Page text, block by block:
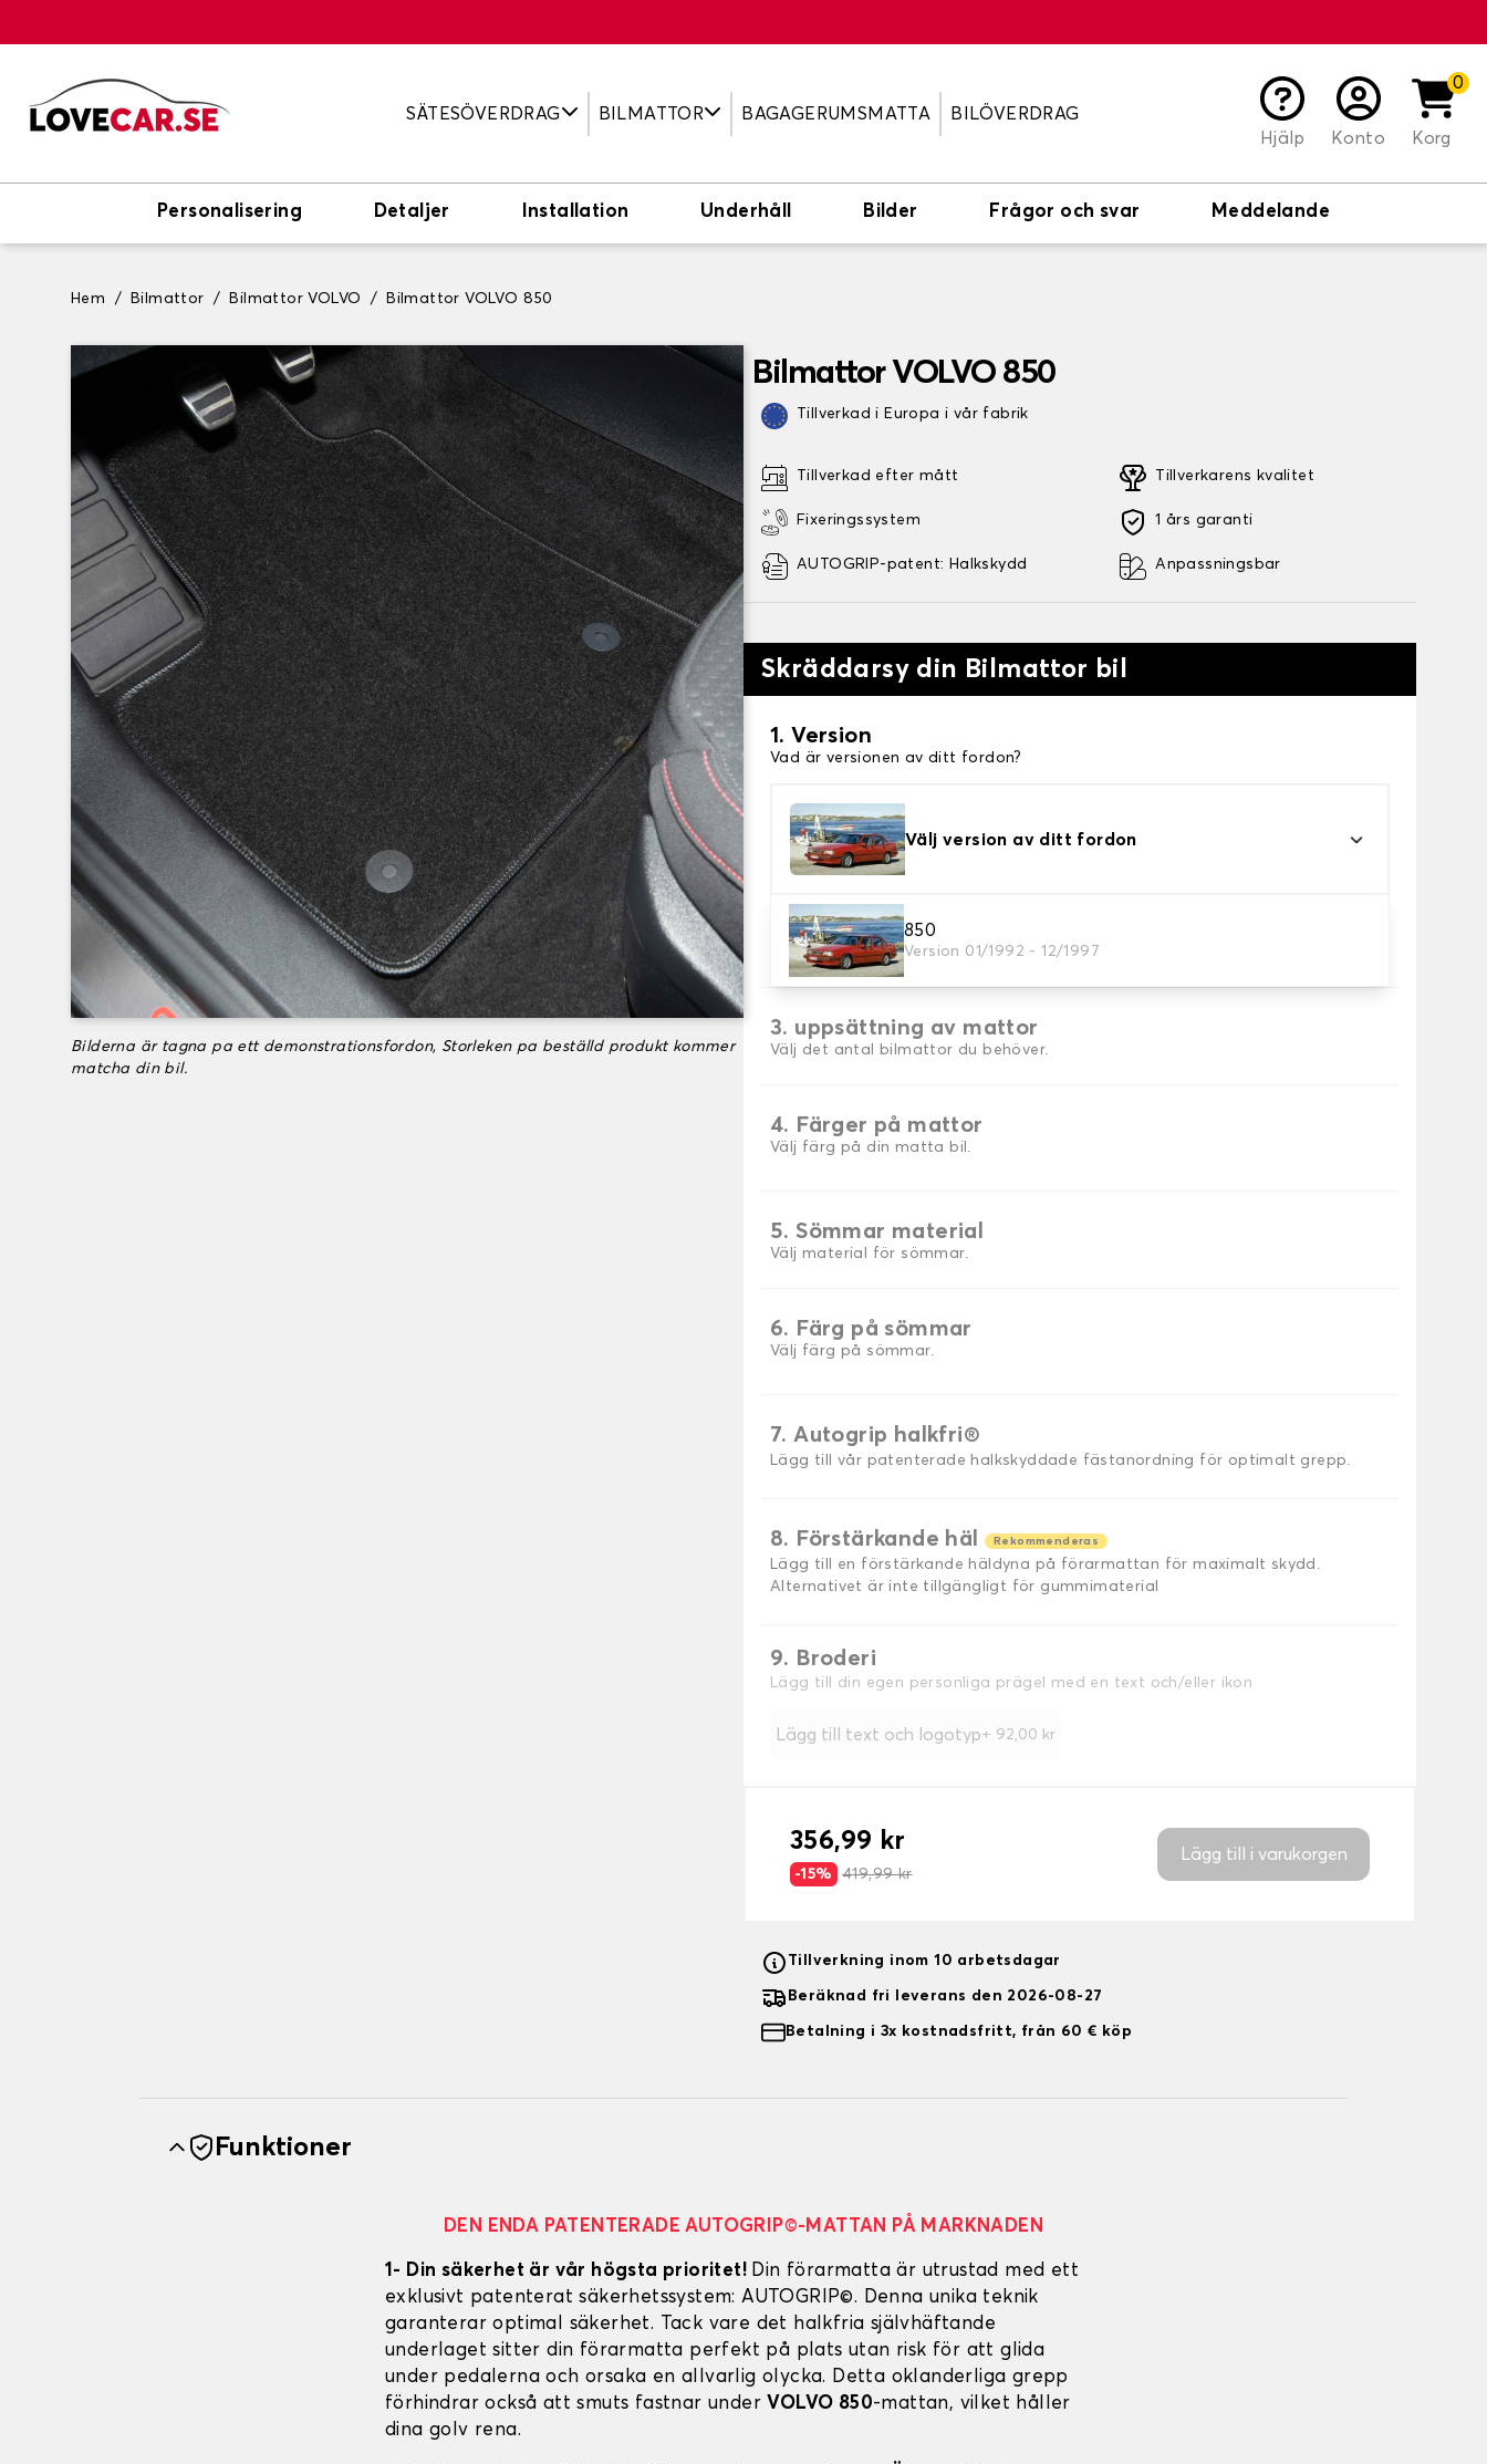
SÄTESÖVERDRAG BILMATTOR BAGAGERUMSMATTA
BILÖVERDRAG
Hjälp
Konto
0
Korg
Personalisering Detaljer Installation Underhåll Bilder Frågor och svar Meddelande
Hem Bilmattor Bilmattor VOLVO Bilmattor VOLVO 850
Bilderna är tagna pa ett demonstrationsfordon, Storleken pa beställd produkt kommer
matcha din bil.
Bilmattor VOLVO 850
Tillverkad i Europa i vår fabrik
Tillverkad efter mått
Fixeringssystem
AUTOGRIP-patent: Halkskydd
Tillverkarens kvalitet
1 års garanti
Anpassningsbar
Skräddarsy din Bilmattor bil
1. Version
Vad är versionen av ditt fordon?
Välj version av ditt fordon
850
Version 01/1992 - 12/1997
2. Material
Välj material för din bilmatta.
3. uppsättning av mattor
Välj det antal bilmattor du behöver.
4. Färger på mattor
Välj färg på din matta bil.
5. Sömmar material
Välj material för sömmar.
6. Färg på sömmar
Välj färg på sömmar.
7. Autogrip halkfri®
Lägg till vår patenterade halkskyddade fästanordning för optimalt grepp.
8. Förstärkande häl Rekommenderas
Lägg till en förstärkande häldyna på förarmattan för maximalt skydd.
Alternativet är inte tillgängligt för gummimaterial
9. Broderi
Lägg till din egen personliga prägel med en text och/eller ikon
Lägg till text och logotyp+ 92,00 kr
356,99 kr
-15% 419,99 kr
Lägg till i varukorgen
Tillverkning inom 10 arbetsdagar
Beräknad fri leverans den 2026-08-27
Betalning i 3x kostnadsfritt, från 60 € köp
Funktioner
DEN ENDA PATENTERADE AUTOGRIP©-MATTAN PÅ MARKNADEN
1- Din säkerhet är vår högsta prioritet! Din förarmatta är utrustad med ett
exklusivt patenterat säkerhetssystem: AUTOGRIP©. Denna unika teknik
garanterar optimal säkerhet. Tack vare det halkfria självhäftande
underlaget sitter din förarmatta perfekt på plats utan risk för att glida
under pedalerna och orsaka en allvarlig olycka. Detta oklanderliga grepp
förhindrar också att smuts fastnar under VOLVO 850-mattan, vilket håller
dina golv rena.